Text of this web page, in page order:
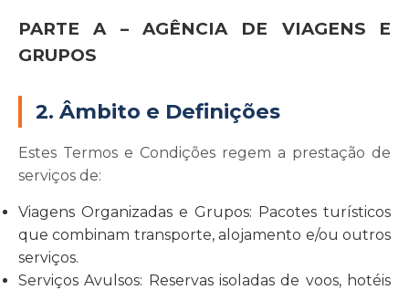
PARTE A – AGÊNCIA DE VIAGENS E
GRUPOS
2. Âmbito e Definições
Estes Termos e Condições regem a prestação de
serviços de:
Viagens Organizadas e Grupos: Pacotes turísticos
que combinam transporte, alojamento e/ou outros
serviços.
Serviços Avulsos: Reservas isoladas de voos, hotéis